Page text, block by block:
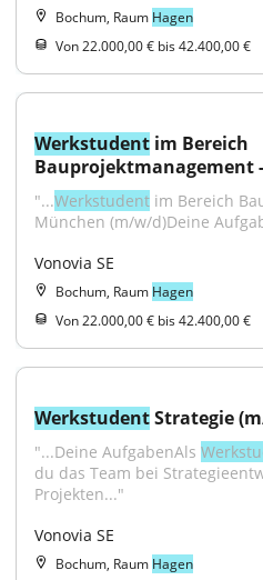
Bochum, Raum Hagen
Von 22.000,00 € bis 42.400,00 €
Werkstudent im Bereich
Bauprojektmanagement
"...Werkstudent im Bereich
München (m/w/d)Deine
Vonovia SE
Bochum, Raum Hagen
Von 22.000,00 € bis 42.400,00 €
Werkstudent Strategie
"...Deine AufgabenAls
du das Team bei
Projekten..."
Vonovia SE
Bochum, Raum Hagen